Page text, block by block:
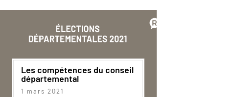
Les compétences du conseil
départemental
1 mars 2021